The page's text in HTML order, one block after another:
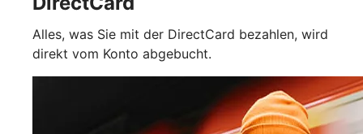
Alles, was Sie mit der DirectCard bezahlen, wird
direkt vom Konto abgebucht.